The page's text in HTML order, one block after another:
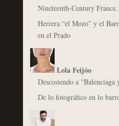
Nineteenth-Century
Herrera “el Mozo” y el
en el Prado
Lola Feijóo
Descosiendo a
De lo fotográfico en lo